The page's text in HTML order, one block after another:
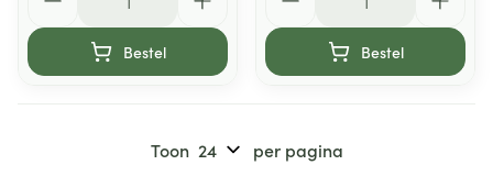
Bestel Bestel
Toon per pagina